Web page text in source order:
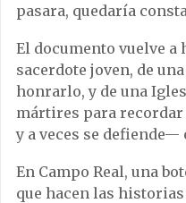
pasara, quedaría
El documento vuelve a
sacerdote joven, de
honrarlo, y de una
mártires para
y a veces se
En Campo Real, una
que hacen las